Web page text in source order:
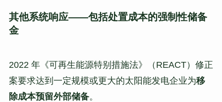
其他系统响应——包括处置成本的强制性储备
金
2022 年《可再生能源特别措施法》（REACT）修正
案要求达到一定规模或更大的太阳能发电企业为移
除成本预留外部储备。